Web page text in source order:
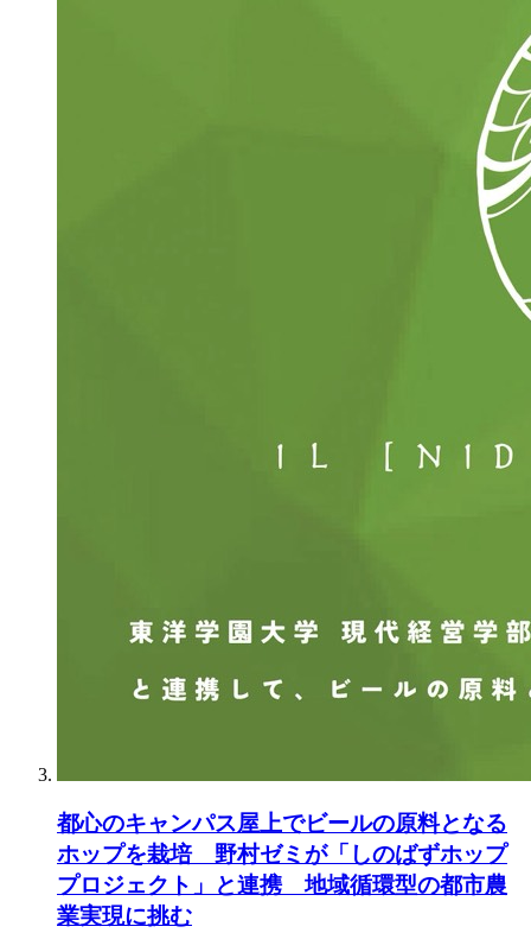
都心のキャンパス屋上でビールの原料となる
ホップを栽培 野村ゼミが「しのばずホップ
プロジェクト」と連携 地域循環型の都市農
業実現に挑む